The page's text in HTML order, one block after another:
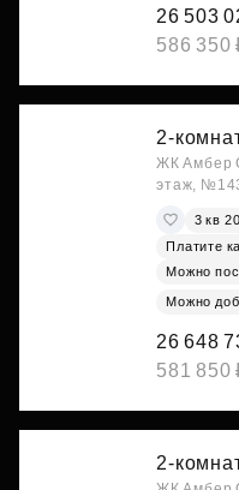
26 503
586 350
2-
ЖК Амбер
этаж,
3 кв
Платите
Можно
Можно
26 648
581 850
2-